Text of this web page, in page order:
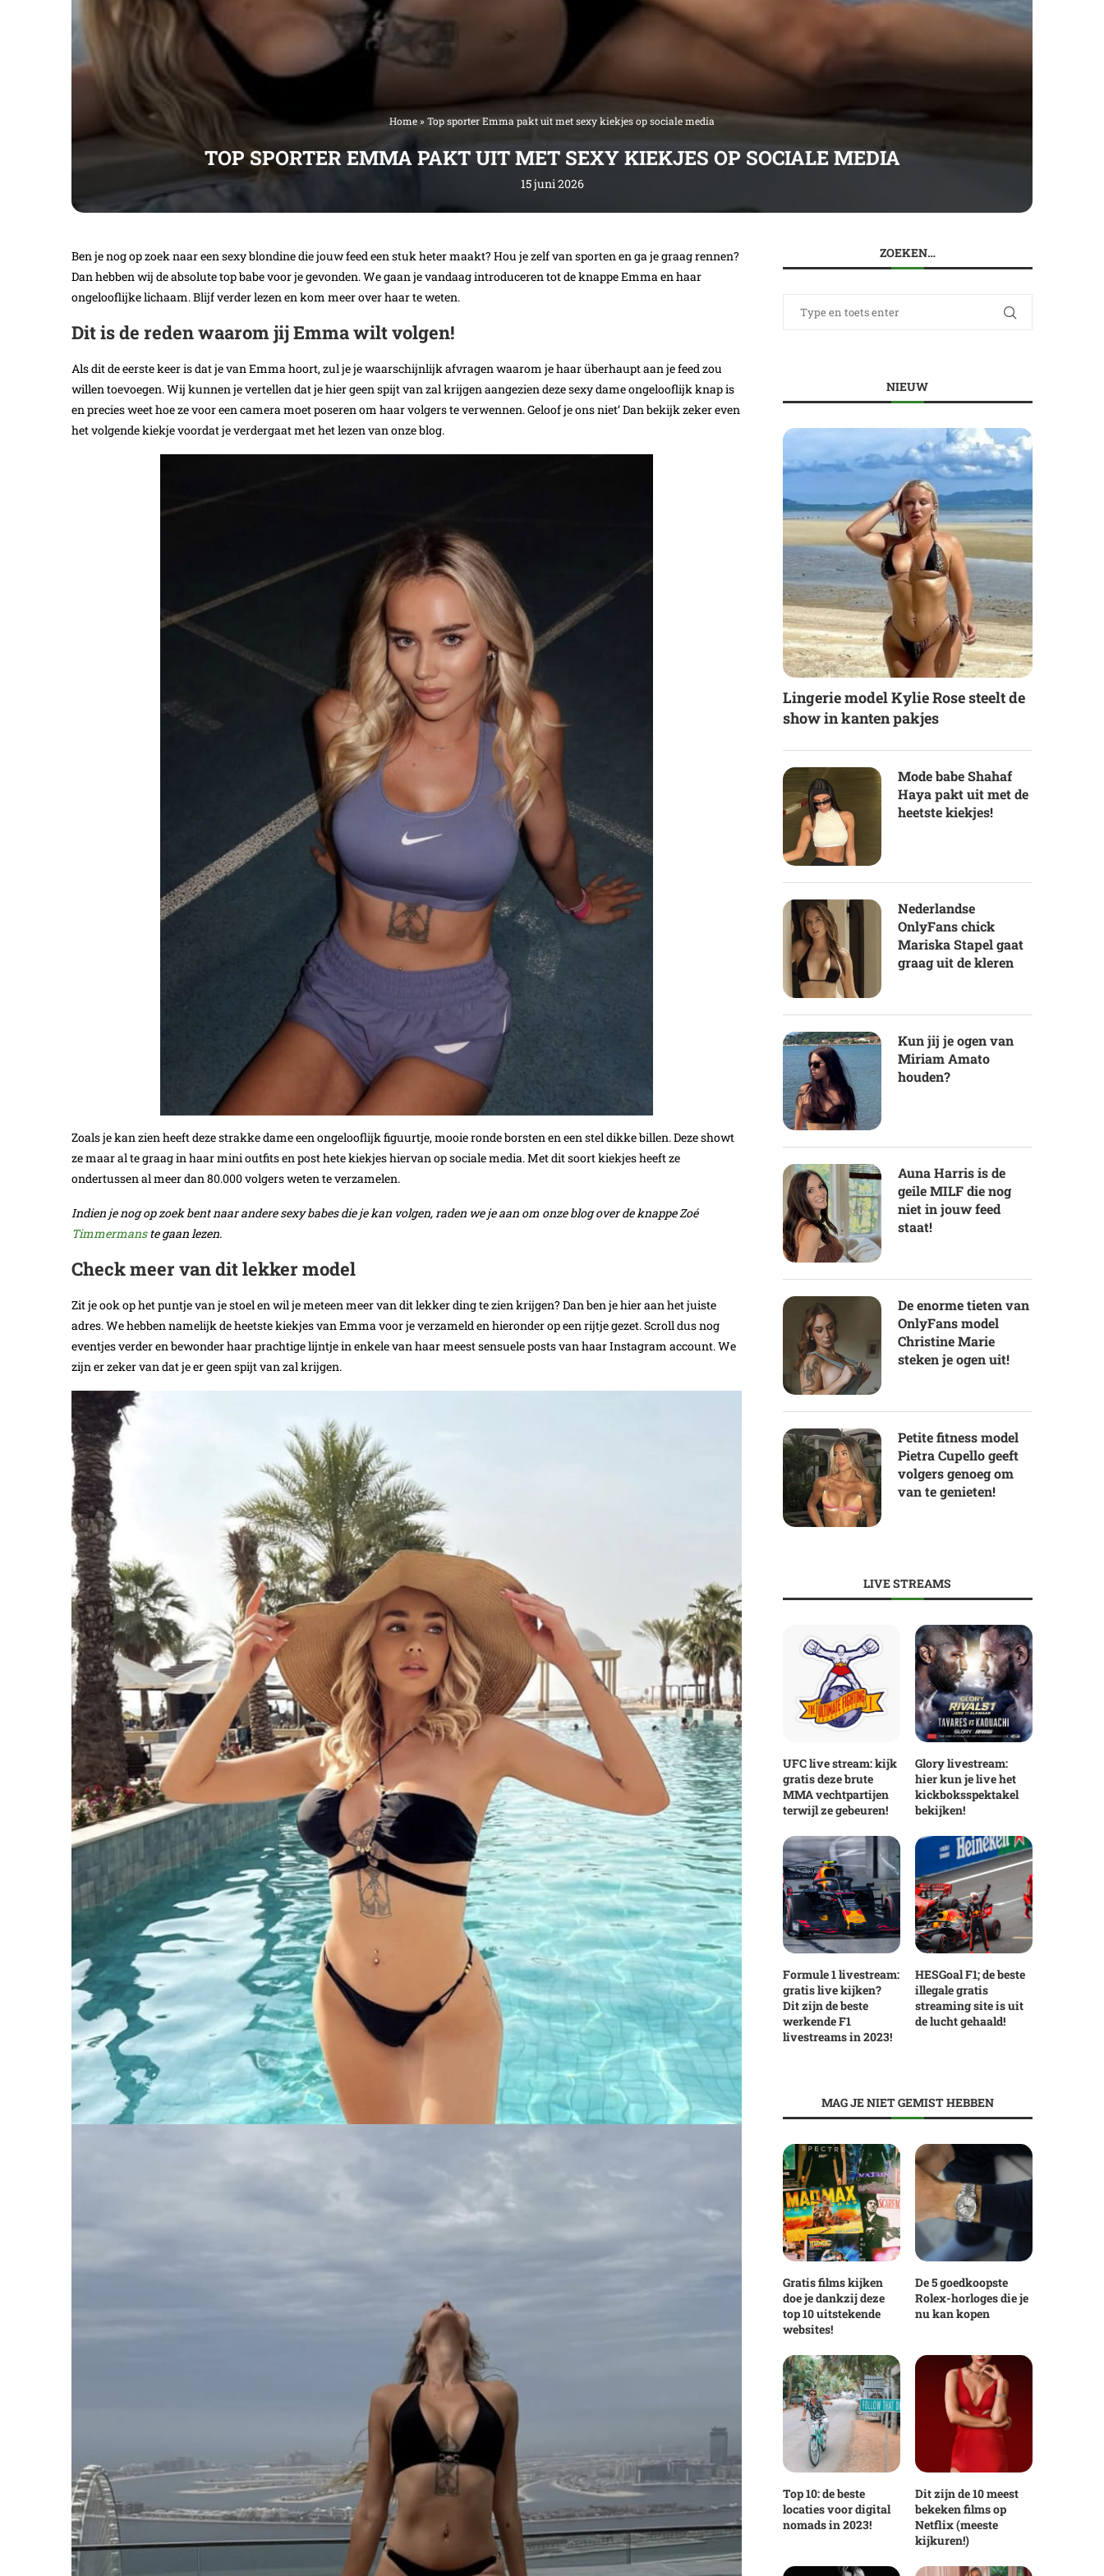
Home»Top sporter Emma pakt uit met sexy kiekjes op sociale media
TOP SPORTER EMMA PAKT UIT MET SEXY KIEKJES OP SOCIALE MEDIA
15 juni 2026
Ben je nog op zoek naar een sexy blondine die jouw feed een stuk heter maakt? Hou je zelf van sporten en ga je graag rennen?
Dan hebben wij de absolute top babe voor je gevonden. We gaan je vandaag introduceren tot de knappe Emma en haar
ongelooflijke lichaam. Blijf verder lezen en kom meer over haar te weten.
Dit is de reden waarom jij Emma wilt volgen!
Als dit de eerste keer is dat je van Emma hoort, zul je je waarschijnlijk afvragen waarom je haar überhaupt aan je feed zou
willen toevoegen. Wij kunnen je vertellen dat je hier geen spijt van zal krijgen aangezien deze sexy dame ongelooflijk knap is
en precies weet hoe ze voor een camera moet poseren om haar volgers te verwennen. Geloof je ons niet’ Dan bekijk zeker even
het volgende kiekje voordat je verdergaat met het lezen van onze blog.
Zoals je kan zien heeft deze strakke dame een ongelooflijk figuurtje, mooie ronde borsten en een stel dikke billen. Deze showt
ze maar al te graag in haar mini outfits en post hete kiekjes hiervan op sociale media. Met dit soort kiekjes heeft ze
ondertussen al meer dan 80.000 volgers weten te verzamelen.
Indien je nog op zoek bent naar andere sexy babes die je kan volgen, raden we je aan om onze blog over de knappe Zoé
Timmermanste gaan lezen.
Check meer van dit lekker model
Zit je ook op het puntje van je stoel en wil je meteen meer van dit lekker ding te zien krijgen? Dan ben je hier aan het juiste
adres. We hebben namelijk de heetste kiekjes van Emma voor je verzameld en hieronder op een rijtje gezet. Scroll dus nog
eventjes verder en bewonder haar prachtige lijntje in enkele van haar meest sensuele posts van haar Instagram account. We
zijn er zeker van dat je er geen spijt van zal krijgen.
ZOEKEN…
NIEUW
Lingerie model Kylie Rose steelt de
show in kanten pakjes
Mode babe Shahaf
Haya pakt uit met de
heetste kiekjes!
Nederlandse
OnlyFans chick
Mariska Stapel gaat
graag uit de kleren
Kun jij je ogen van
Miriam Amato
houden?
Auna Harris is de
geile MILF die nog
niet in jouw feed
staat!
De enorme tieten van
OnlyFans model
Christine Marie
steken je ogen uit!
Petite fitness model
Pietra Cupello geeft
volgers genoeg om
van te genieten!
LIVE STREAMS
UFC live stream: kijk
gratis deze brute
MMA vechtpartijen
terwijl ze gebeuren!
Glory livestream:
hier kun je live het
kickboksspektakel
bekijken!
Formule 1 livestream:
gratis live kijken?
Dit zijn de beste
werkende F1
livestreams in 2023!
HESGoal F1; de beste
illegale gratis
streaming site is uit
de lucht gehaald!
MAG JE NIET GEMIST HEBBEN
Gratis films kijken
doe je dankzij deze
top 10 uitstekende
websites!
De 5 goedkoopste
Rolex-horloges die je
nu kan kopen
Top 10: de beste
locaties voor digital
nomads in 2023!
Dit zijn de 10 meest
bekeken films op
Netflix (meeste
kijkuren!)